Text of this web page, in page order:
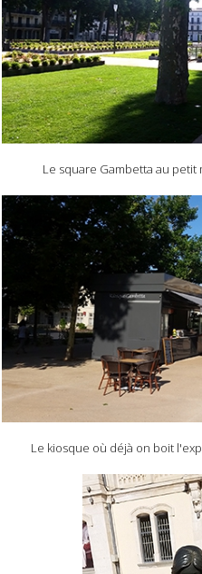
Le square Gambetta au
Le kiosque où déjà on boit